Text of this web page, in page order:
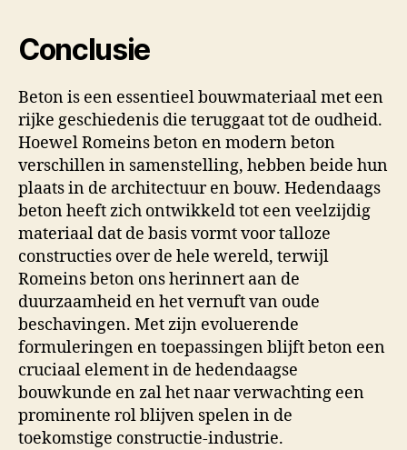
Conclusie
Beton is een essentieel bouwmateriaal met een
rijke geschiedenis die teruggaat tot de oudheid.
Hoewel Romeins beton en modern beton
verschillen in samenstelling, hebben beide hun
plaats in de architectuur en bouw. Hedendaags
beton heeft zich ontwikkeld tot een veelzijdig
materiaal dat de basis vormt voor talloze
constructies over de hele wereld, terwijl
Romeins beton ons herinnert aan de
duurzaamheid en het vernuft van oude
beschavingen. Met zijn evoluerende
formuleringen en toepassingen blijft beton een
cruciaal element in de hedendaagse
bouwkunde en zal het naar verwachting een
prominente rol blijven spelen in de
toekomstige constructie-industrie.